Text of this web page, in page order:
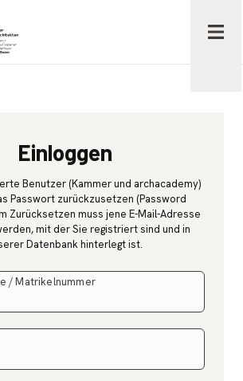
der Architekten provinz Bozen
Einloggen
Benutzer (Kammer und archacademy)
Passwort zurückzusetzen (Password
Zurücksetzen muss jene E-Mail-Adresse
mit der Sie registriert sind und in
Datenbank hinterlegt ist.
/ Matrikelnummer